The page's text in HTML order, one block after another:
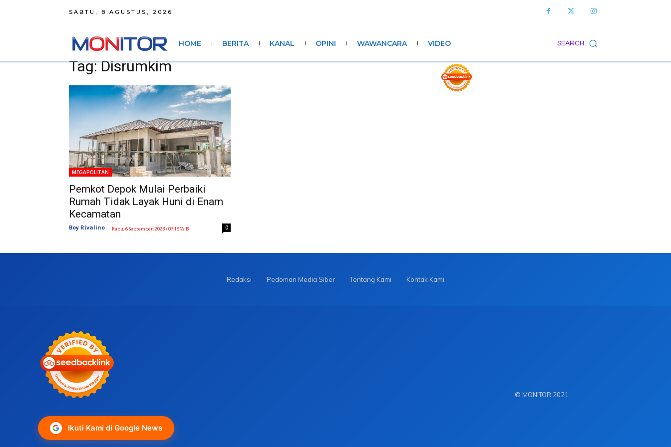
SABTU, 8 AGUSTUS, 2026
SEARCH
HOME BERITA KANAL OPINI WAWANCARA VIDEO
Tag: Disrumkim
MEGAPOLITAN
Pemkot Depok Mulai Perbaiki
Rumah Tidak Layak Huni di Enam
Kecamatan
Boy Rivalino - Rabu, 6 September, 2023 / 07:18 WIB 0
Redaksi Pedoman Media Siber Tentang Kami Kontak Kami
Ikuti Kami di Google News
© MONITOR 2021